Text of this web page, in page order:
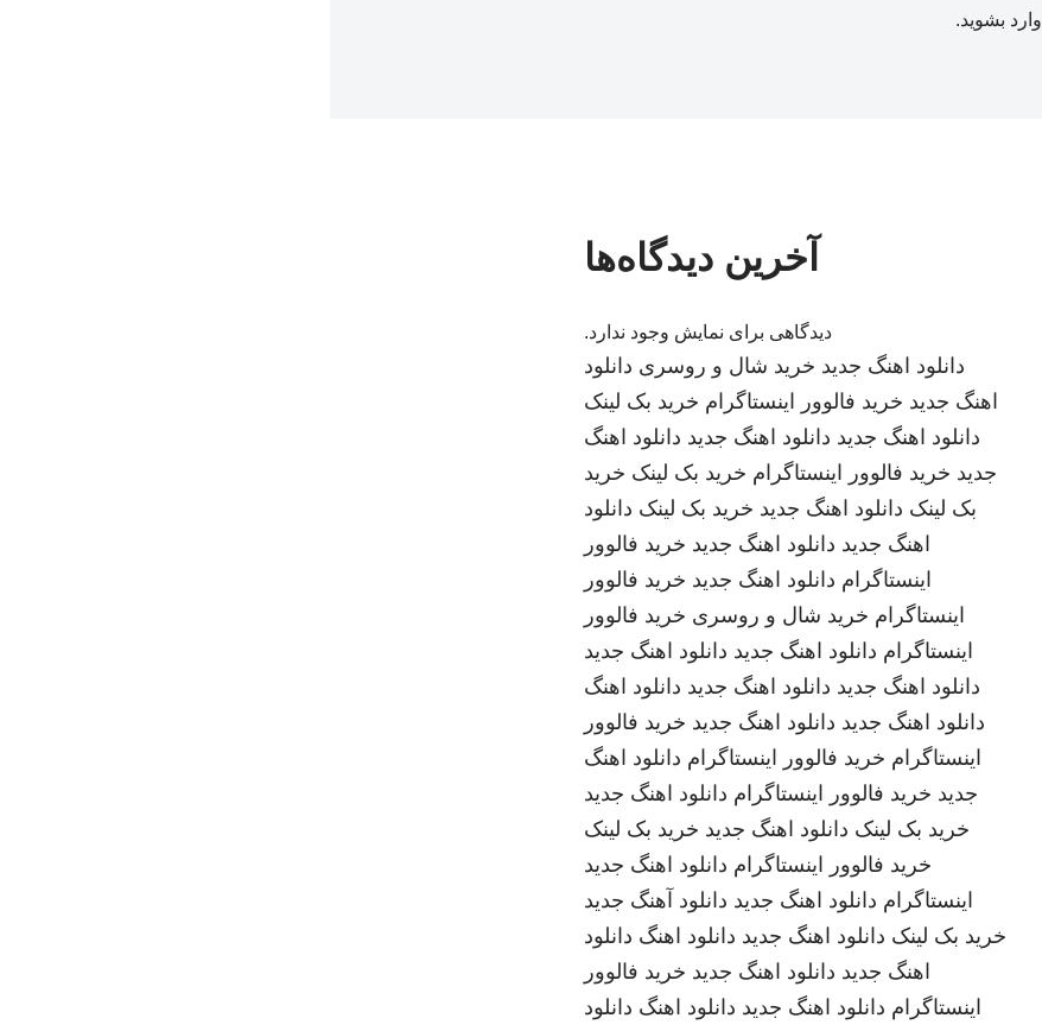
وارد بشوید.
آخرین دیدگاه‌ها
دیدگاهی برای نمایش وجود ندارد.
دانلود اهنگ جدید خرید شال و روسری دانلود
اهنگ جدید خرید فالوور اینستاگرام خرید بک لینک
دانلود اهنگ جدید دانلود اهنگ جدید دانلود اهنگ
جدید خرید فالوور اینستاگرام خرید بک لینک خرید
بک لینک دانلود اهنگ جدید خرید بک لینک دانلود
اهنگ جدید دانلود اهنگ جدید خرید فالوور
اینستاگرام دانلود اهنگ جدید خرید فالوور
اینستاگرام خرید شال و روسری خرید فالوور
اینستاگرام دانلود اهنگ جدید دانلود اهنگ جدید
دانلود اهنگ جدید دانلود اهنگ جدید دانلود اهنگ
دانلود اهنگ جدید دانلود اهنگ جدید خرید فالوور
اینستاگرام خرید فالوور اینستاگرام دانلود اهنگ
جدید خرید فالوور اینستاگرام دانلود اهنگ جدید
خرید بک لینک دانلود اهنگ جدید خرید بک لینک
خرید فالوور اینستاگرام دانلود اهنگ جدید
اینستاگرام دانلود اهنگ جدید دانلود آهنگ جدید
خرید بک لینک دانلود اهنگ جدید دانلود اهنگ دانلود
اهنگ جدید دانلود اهنگ جدید خرید فالوور
اینستاگرام دانلود اهنگ جدید دانلود اهنگ دانلود